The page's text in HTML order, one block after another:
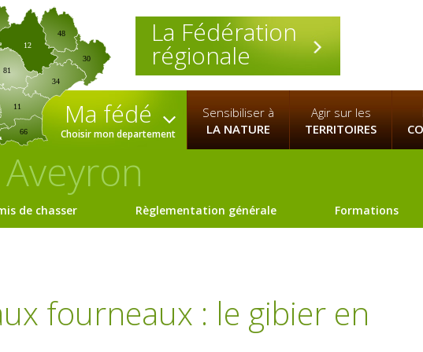
La Fédération
régionale
12
30
34
66
81
11
48
Ma fédé
Choisir mon departement
Sensibiliser à
LA NATURE
Agir sur les
TERRITOIRES
Aveyron
de chasser Règlementation générale Formations
fourneaux : le gibier en